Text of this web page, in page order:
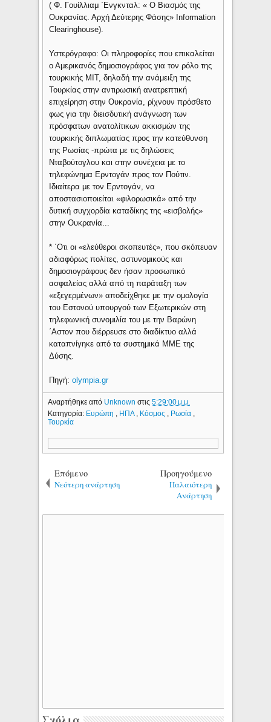
( Φ. Γουίλλιαμ ΄Ενγκνταλ: « Ο Βιασμός της
Ουκρανίας. Αρχή Δεύτερης Φάσης» Information
Clearinghouse).
Υστερόγραφο: Οι πληροφορίες που επικαλείται
ο Αμερικανός δημοσιογράφος για τον ρόλο της
τουρκικής ΜΙΤ, δηλαδή την ανάμειξη της
Τουρκίας στην αντιρωσική ανατρεπτική
επιχείρηση στην Ουκρανία, ρίχνουν πρόσθετο
φως για την διεισδυτική ανάγνωση των
πρόσφατων ανατολίτικων ακκισμών της
τουρκικής διπλωματίας προς την κατεύθυνση
της Ρωσίας -πρώτα με τις δηλώσεις
Νταβούτογλου και στην συνέχεια με το
τηλεφώνημα Ερντογάν προς τον Πούτιν.
Ιδιαίτερα με τον Ερντογάν, να
αποστασιοποιείται «φιλορωσικά» από την
δυτική συγχορδία καταδίκης της «εισβολής»
στην Ουκρανία...
* ΄Οτι οι «ελεύθεροι σκοπευτές», που σκόπευαν
αδιαφόρως πολίτες, αστυνομικούς και
δημοσιογράφους δεν ήσαν προσωπικό
ασφαλείας αλλά από τη παράταξη των
«εξεγερμένων» αποδείχθηκε με την ομολογία
του Εστονού υπουργού των Εξωτερικών στη
τηλεφωνική συνομιλία του με την Βαρώνη
΄Αστον που διέρρευσε στο διαδίκτυο αλλά
καταπνίγηκε από τα συστημικά ΜΜΕ της
Δύσης.
Πηγή:olympia.gr
Αναρτήθηκε από Unknownστις5:29:00 μ.μ.
Κατηγορία: Ευρώπη ΗΠΑ Κόσμος Ρωσία
Τουρκία
Επόμενο
Νεότερη ανάρτηση
Προηγούμενο
Παλαιότερη
Ανάρτηση